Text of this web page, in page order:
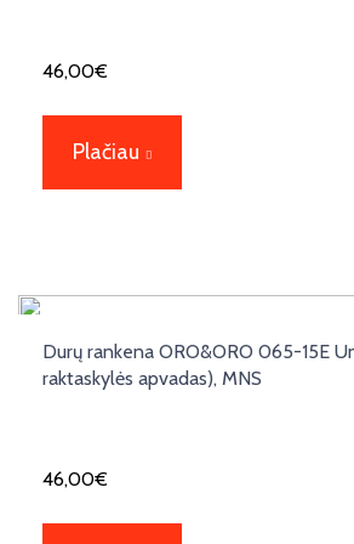
46,00€
Plačiau
Durų rankena ORO&ORO 065-15E
raktaskylės apvadas), MNS
46,00€